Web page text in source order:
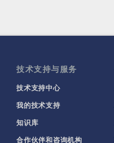
技术支持与服务
技术支持中心
我的技术支持
知识库
合作伙伴和咨询机构